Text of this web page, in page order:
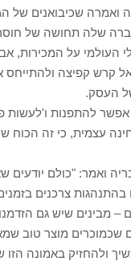
ואמרה שכיבואנים של
שלה תחושה של
העולמי על המכירות,
קרש קפיצה
העסק.
להתפנות ו'לעשות
עצמית, כי זה הכוח
ואמר: "כולם
צרכנים
מבינים שיש גם
שכמוכרים מוצר טוב
ולהחזיק באמונה